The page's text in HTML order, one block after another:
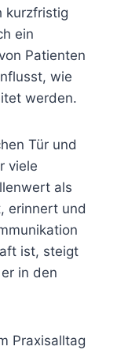
kurzfristig
ein
Patienten
wie
werden.
Tür und
viele
als
erinnert und
ist, steigt
in den
Praxisalltag